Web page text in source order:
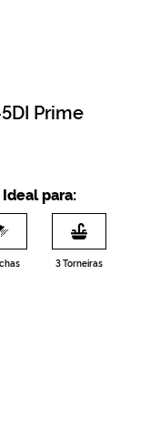
Prime
Ideal para:
3 Torneiras